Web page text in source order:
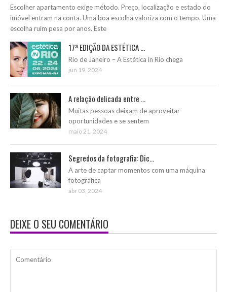
Escolher apartamento exige método. Preço, localização e estado do
imóvel entram na conta. Uma boa escolha valoriza com o tempo. Uma
escolha ruim pesa por anos. Este
17ª EDIÇÃO DA ESTÉTICA ...
Rio de Janeiro – A Estética in Rio chega
jun 19, 2024
A relação delicada entre ...
Muitas pessoas deixam de aproveitar
oportunidades e se sentem
maio 21, 2024
Segredos da fotografia: Dic...
A arte de captar momentos com uma máquina
fotográfica
abr 03, 2024
DEIXE O SEU COMENTÁRIO